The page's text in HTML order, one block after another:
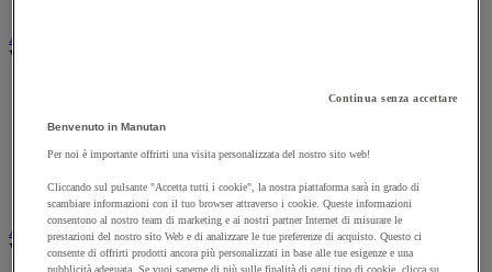
Armadio e archiviazione
Vedi tutte le categorie
Armadio
Armadio per ufficio
Libreria
Audiovisivi
Vedi tutte le categorie
Continua senza accettare
Benvenuto in Manutan
Per noi è importante offrirti una visita personalizzata del nostro sito web!
Cliccando sul pulsante "Accetta tutti i cookie", la nostra piattaforma sarà in grado di
scambiare informazioni con il tuo browser attraverso i cookie. Queste informazioni
consentono al nostro team di marketing e ai nostri partner Internet di misurare le
prestazioni del nostro sito Web e di analizzare le tue preferenze di acquisto. Questo ci
consente di offrirti prodotti ancora più personalizzati in base alle tue esigenze e una